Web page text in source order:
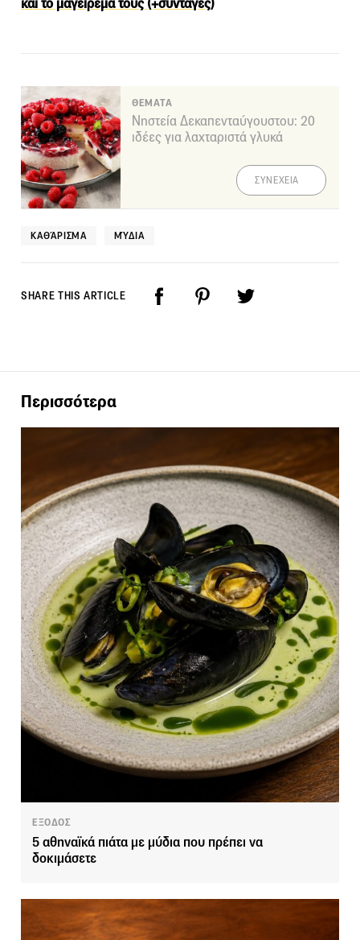
και το μαγείρεμά τους (+συνταγές)
ΘΕΜΑΤΑ
Νηστεία Δεκαπενταύγουστου: 20
ιδέες για λαχταριστά γλυκά
ΣΥΝΕΧΕΙΑ
ΚΑΘΆΡΙΣΜΑ ΜΎΔΙΑ
SHARE THIS ARTICLE
Περισσότερα
ΕΞΟΔΟΣ
5 αθηναϊκά πιάτα με μύδια που πρέπει να
δοκιμάσετε